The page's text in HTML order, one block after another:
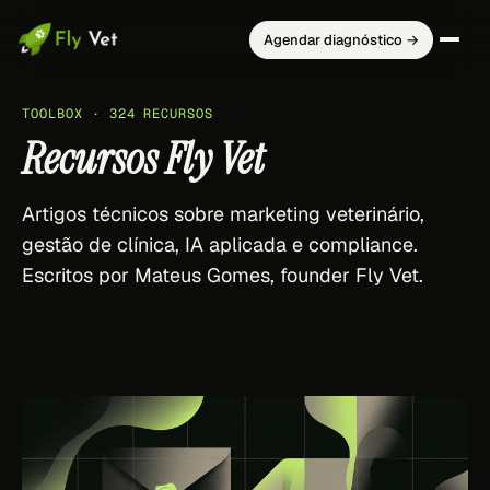
Agendar diagnóstico →
TOOLBOX · 324 RECURSOS
Recursos Fly Vet
Artigos técnicos sobre marketing veterinário,
gestão de clínica, IA aplicada e compliance.
Escritos por Mateus Gomes, founder Fly Vet.